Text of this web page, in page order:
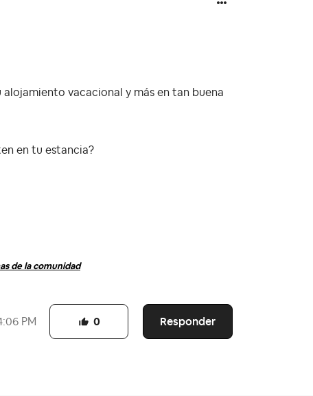
vacacional y más en tan buena
en tu estancia?
de la comunidad
PM Responder
0